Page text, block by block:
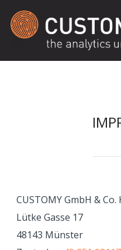
CUSTOMY GmbH & Co.
Lütke Gasse 17
48143 Münster